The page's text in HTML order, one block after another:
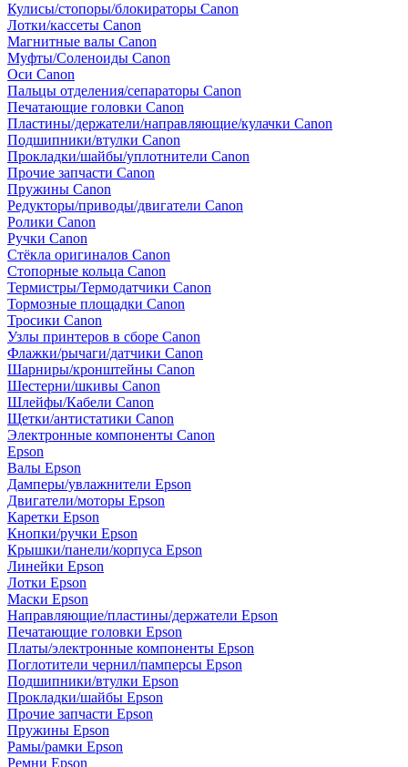
Кулисы/стопоры/блокираторы Canon
Лотки/кассеты Canon
Магнитные валы Canon
Муфты/Соленоиды Canon
Оси Canon
Пальцы отделения/сепараторы Canon
Печатающие головки Canon
Пластины/держатели/направляющие/кулачки Canon
Подшипники/втулки Canon
Прокладки/шайбы/уплотнители Canon
Прочие запчасти Canon
Пружины Canon
Редукторы/приводы/двигатели Canon
Ролики Canon
Ручки Canon
Стёкла оригиналов Canon
Стопорные кольца Canon
Термистры/Термодатчики Canon
Тормозные площадки Canon
Тросики Canon
Узлы принтеров в сборе Canon
Флажки/рычаги/датчики Canon
Шарниры/кронштейны Canon
Шестерни/шкивы Canon
Шлейфы/Кабели Canon
Щетки/антистатики Canon
Электронные компоненты Canon
Epson
Валы Epson
Дамперы/увлажнители Epson
Двигатели/моторы Epson
Каретки Epson
Кнопки/ручки Epson
Крышки/панели/корпуса Epson
Линейки Epson
Лотки Epson
Маски Epson
Направляющие/пластины/держатели Epson
Печатающие головки Epson
Платы/электронные компоненты Epson
Поглотители чернил/памперсы Epson
Подшипники/втулки Epson
Прокладки/шайбы Epson
Прочие запчасти Epson
Пружины Epson
Рамы/рамки Epson
Ремни Epson